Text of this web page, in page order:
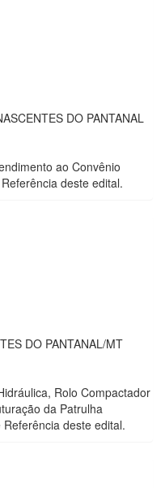
DO PANTANAL
ao Convênio
deste edital.
DO PANTANAL/MT
Rolo Compactador
da Patrulha
deste edital.